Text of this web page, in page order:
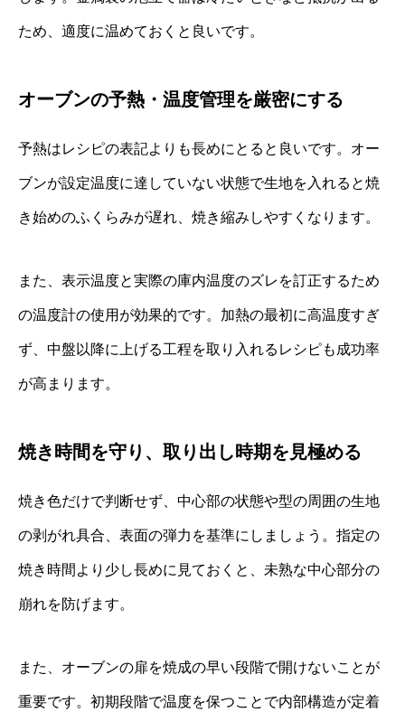
ため、適度に温めておくと良いです。
オーブンの予熱・温度管理を厳密にする
予熱はレシピの表記よりも長めにとると良いです。オー
ブンが設定温度に達していない状態で生地を入れると焼
き始めのふくらみが遅れ、焼き縮みしやすくなります。
また、表示温度と実際の庫内温度のズレを訂正するため
の温度計の使用が効果的です。加熱の最初に高温度すぎ
ず、中盤以降に上げる工程を取り入れるレシピも成功率
が高まります。
焼き時間を守り、取り出し時期を見極める
焼き色だけで判断せず、中心部の状態や型の周囲の生地
の剥がれ具合、表面の弾力を基準にしましょう。指定の
焼き時間より少し長めに見ておくと、未熟な中心部分の
崩れを防げます。
また、オーブンの扉を焼成の早い段階で開けないことが
重要です。初期段階で温度を保つことで内部構造が定着